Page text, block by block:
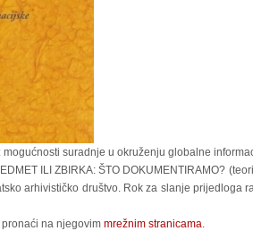
: mogućnosti suradnje u okruženju globalne
ILI ZBIRKA: ŠTO DOKUMENTIRAMO?
arhivističko društvo. Rok za slanje
na njegovim mrežnim stranicama.